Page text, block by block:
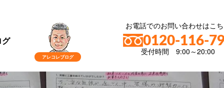
お電話でのお問い合わせはこ
0120-116-
受付時間 9:00～20:00